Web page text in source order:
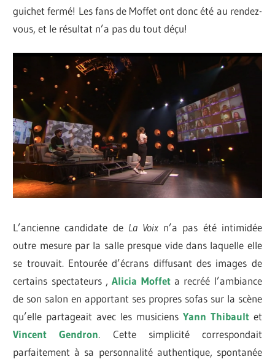
guichet fermé! Les fans de Moffet ont donc été au rendez-
vous, et le résultat n’a pas du tout déçu!
L’ancienne candidate de La Voix n’a pas été intimidée
outre mesure par la salle presque vide dans laquelle elle
se trouvait. Entourée d’écrans diffusant des images de
certains spectateurs ,Alicia Moffeta recréé l’ambiance
de son salon en apportant ses propres sofas sur la scène
qu’elle partageait avec les musiciens Yann Thibault et
Vincent Gendron. Cette simplicité correspondait
parfaitement à sa personnalité authentique, spontanée